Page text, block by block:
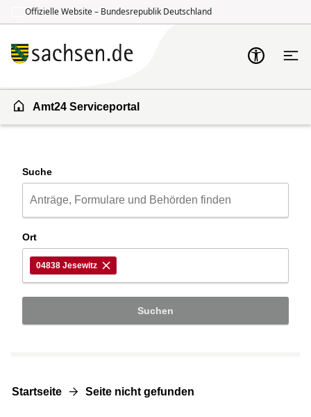
Offizielle Website – Bundesrepublik Deutschland
Amt24 Serviceportal
Suche
Ort
04838 Jesewitz
Suchen
Startseite Seite nicht gefunden